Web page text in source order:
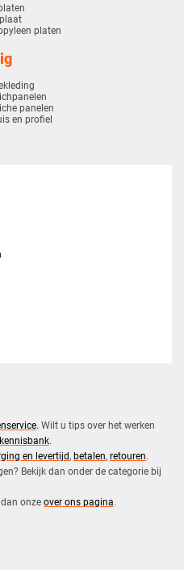
platen
panelen
en profiel
. Wilt u tips over het werken
kennisbank.
en levertijd, betalen, retouren.​
Bekijk dan onder de categorie bij
onze over ons pagina.